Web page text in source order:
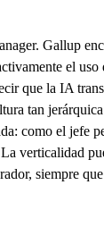
Gallup
el
que la IA
tan
como el jefe
verticalidad
siempre